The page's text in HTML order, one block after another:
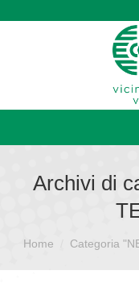
Archivi di
Sei qui:
Home Categoria